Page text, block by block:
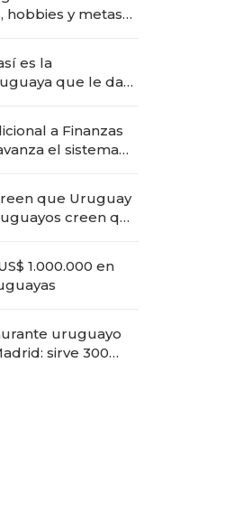
hobbies y metas
es la
que le da
a Finanzas
el sistema
que Uruguay
creen que
al
financiero
1.000.000 en
uruguayo
sirve 300